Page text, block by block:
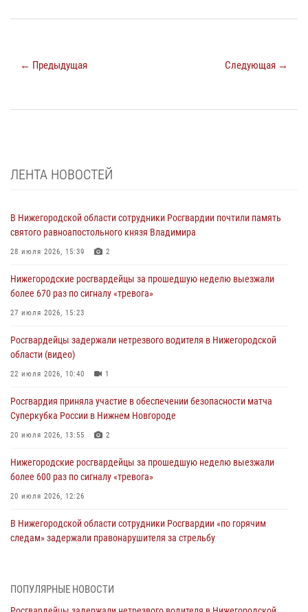
← Предыдущая Следующая →
ЛЕНТА НОВОСТЕЙ
В Нижегородской области сотрудники Росгвардии почтили память
святого равноапостольного князя Владимира
28 июля 2026, 15:39 2
Нижегородские росгвардейцы за прошедшую неделю выезжали
более 670 раз по сигналу «тревога»
27 июля 2026, 15:23
Росгвардейцы задержали нетрезвого водителя в Нижегородской
области (видео)
22 июля 2026, 10:40 1
Росгвардия приняла участие в обеспечении безопасности матча
Суперкубка России в Нижнем Новгороде
20 июля 2026, 13:55 2
Нижегородские росгвардейцы за прошедшую неделю выезжали
более 600 раз по сигналу «тревога»
20 июля 2026, 12:26
В Нижегородской области сотрудники Росгвардии «по горячим
следам» задержали правонарушителя за стрельбу
В Нижегородской области продолжаются мероприятия в рамках
ПОПУЛЯРНЫЕ НОВОСТИ